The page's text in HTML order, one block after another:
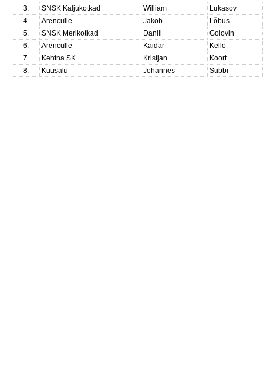
3.
SNSK Kaljukotkad William
Lukasov
4.
Arenculle Jakob
Lõbus
5.
SNSK Merikotkad Daniil
Golovin
6.
Arenculle Kaidar
Kello
7.
Kehtna SK Kristjan
Koort
8.
Kuusalu Johannes Subbi